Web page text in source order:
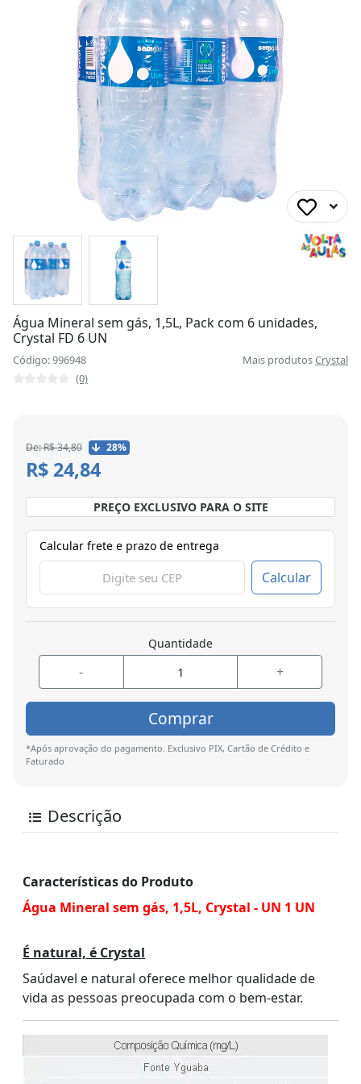
Água Mineral sem gás, 1,5L, Pack com 6 unidades,
Crystal FD 6 UN
Código: 996948 Mais produtosCrystal
(0)
De: R$ 34,80 28%
R$ 24,84
PREÇO EXCLUSIVO PARA O SITE
Calcular frete e prazo de entrega
Calcular
Quantidade
- +
Comprar
*Após aprovação do pagamento. Exclusivo PIX, Cartão de Crédito e
Faturado
Descrição
Características do Produto
Água Mineral sem gás, 1,5L, Crystal - UN 1 UN
É natural, é Crystal
Saúdavel e natural oferece melhor qualidade de
vida as pessoas preocupada com o bem-estar.